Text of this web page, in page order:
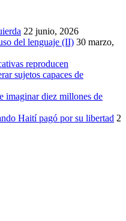
22 junio, 2026
del lenguaje (II) 30 marzo,
reproducen
sujetos capaces de
imaginar diez millones de
Haití pagó por su libertad 2